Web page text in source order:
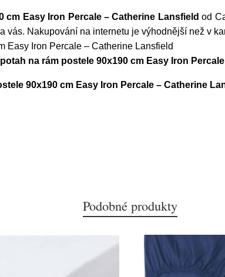
Easy Iron Percale – Catherine Lansfield od
vás. Nakupování na internetu je výhodnější než v
Easy Iron Percale – Catherine Lansfield
na rám postele 90x190 cm Easy Iron
90x190 cm Easy Iron Percale – Catherine
Podobné produkty